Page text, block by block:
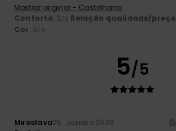
Mostrar original - Castelhano
Conforto: 3 /5 Relação qualidade/preço
Cor: 5/5
5/5
Miroslava25. Janeiro 2026